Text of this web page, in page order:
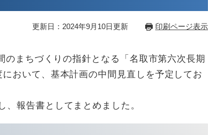
更新日：2024年9月10日更新 印刷ページ表示
まちづくりの指針となる「名取市第六次長期
おいて、基本計画の中間見直しを予定してお
報告書としてまとめました。